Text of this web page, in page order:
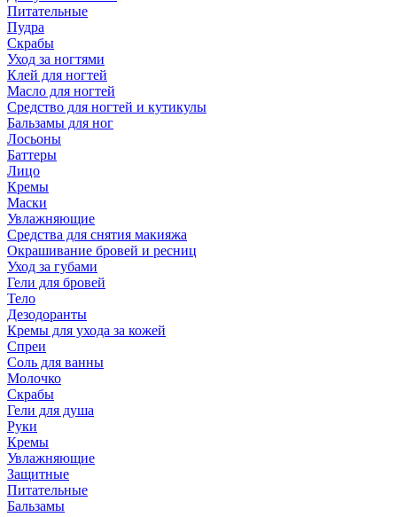
Питательные
Пудра
Скрабы
Уход за ногтями
Клей для ногтей
Масло для ногтей
Средство для ногтей и кутикулы
Бальзамы для ног
Лосьоны
Баттеры
Лицо
Кремы
Маски
Увлажняющие
Средства для снятия макияжа
Окрашивание бровей и ресниц
Уход за губами
Гели для бровей
Тело
Дезодоранты
Кремы для ухода за кожей
Спреи
Соль для ванны
Молочко
Скрабы
Гели для душа
Руки
Кремы
Увлажняющие
Защитные
Питательные
Бальзамы